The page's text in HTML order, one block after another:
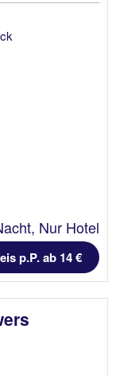
Nur Hotel
p.P. ab 14 €